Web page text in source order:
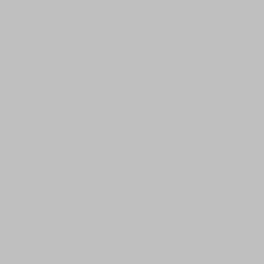
es echt noch krasser
ne ja das alles klar du
für den für den eigenen
ich dass es
das darf man sich